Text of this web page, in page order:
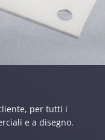
per tutti i
e a disegno.